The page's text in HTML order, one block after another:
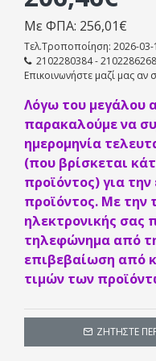
ποσότητα 6.5lt/ώρα έως
Λειτουργεί με 230V σήμα.
Μόνο με φάση/ουδέτερο
του εξατμιστή, έναν στην
έξοδο του αέρα.
Χαρακτηριστικα:
Λειτουργεί μόνο
Αναροφά απο
Απόρριψη έως και
Παροχή νερού :
Με ΦΠΑ: 256,01€
Τελ.Τροποποίηση: 2026-03-
2102280384 - 2102286268
Επικοινωνήστε μαζί μας
ΖΗΤΉΣΤΕ
Λόγω του μεγάλου
παρακαλούμε να
ημερομηνία
(που βρίσκεται
προϊόντος) για
προϊόντος. Με την
ηλεκτρονικής σας
τηλεφώνημα από
επιβεβαίωση από
τιμών των